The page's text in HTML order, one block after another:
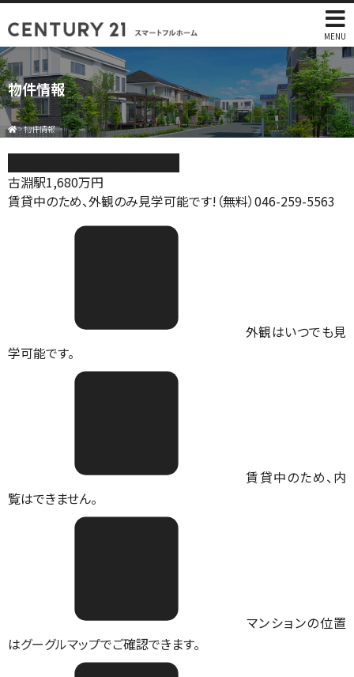
MENU
物件情報
>物件情報
古淵駅1,680万円
賃貸中のため、外観のみ見学可能です!（無料）046-259-5563
外観はいつでも見
学可能です。
賃貸中のため、内
覧はできません。
マンションの位置
はグーグルマップでご確認できます。